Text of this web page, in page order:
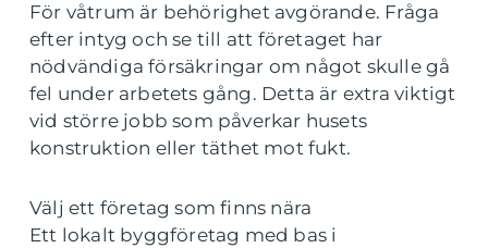
För våtrum är behörighet avgörande. Fråga
efter intyg och se till att företaget har
nödvändiga försäkringar om något skulle gå
fel under arbetets gång. Detta är extra viktigt
vid större jobb som påverkar husets
konstruktion eller täthet mot fukt.
Välj ett företag som finns nära
Ett lokalt byggföretag med bas i